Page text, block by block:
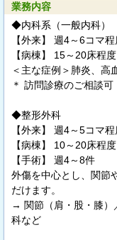
業務内容
◆内科系（一般内科）
【外来】 週4～6コマ
【病棟】 15～20床程度
＜主な症例＞肺炎、高
＊ 訪問診療のご相談可
◆整形外科
【外来】 週4～5コマ
【病棟】 10～20床程度
【手術】 週4～8件
外傷を中心とし、関節
だけます。
→ 関節（肩・股・膝）
科など